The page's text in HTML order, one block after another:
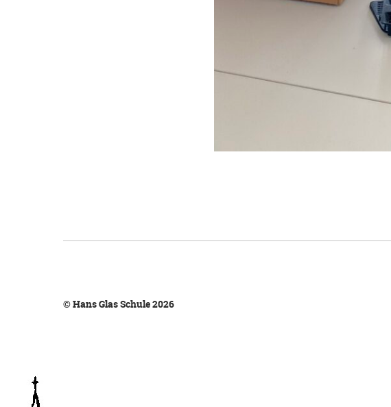
© Hans Glas Schule 2026